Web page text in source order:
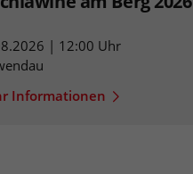
| 12:00 Uhr
Informationen